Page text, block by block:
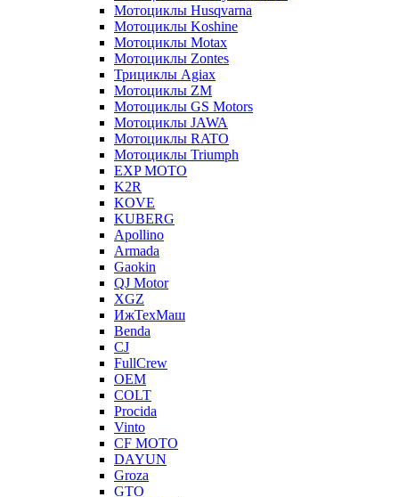
Мотоциклы Husqvarna
Мотоциклы Koshine
Мотоциклы Motax
Мотоциклы Zontes
Трициклы Agiax
Мотоциклы ZM
Мотоциклы GS Motors
Мотоциклы JAWA
Мотоциклы RATO
Мотоциклы Triumph
EXP MOTO
K2R
KOVE
KUBERG
Apollino
Armada
Gaokin
QJ Motor
XGZ
ИжТехМаш
Benda
CJ
FullCrew
OEM
COLT
Procida
Vinto
CF MOTO
DAYUN
Groza
GTO